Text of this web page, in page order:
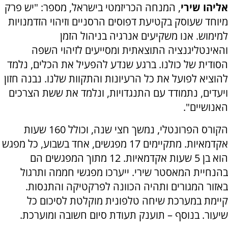
אליהו שירי, המנחה הכריזמטי בישראל, מספר: "יש פרק
מיוחד שעוסק בקטיעת דפוסים הרסניים וזיהוי הזדמנויות
למימוש. אנו משקיעים אנרגיה בניהול הזמן
והאינטליגנציה התוצאתית ומסייעים לזיהוי השפה
הסודית של כולנו. ברגע שנדע להפעיל את הכלים, נלמד
להוציא לפועל את כל הרעיונות והתקוות שלנו. נבנה חזון
ויעדים, נתמודד עם התנגדויות, ונלמד את ששת הצרכים
האנושיים".
הקורס הפרונטלי, נמשך חצי שנה, וכולל 160 שעות
אקדמאיות. מתקיימים 17 מפגשים, אחד בשבוע, כל מפגש
הוא בן 5 שעות אקדמאיות. 12 מתוך המפגשים הם
בהנחיית המאסטר שירי. ייערכו מפגשי חממה ותרגול
באזור המגורים ותהיה הכוונה לפרקטיקה והתנסות.
קיימת במערכת שיחה טלפונית מוקלטת לסיכום כל
שיעור. בנוסף – תוענק תעודת סיום חשובה ומוערכת.